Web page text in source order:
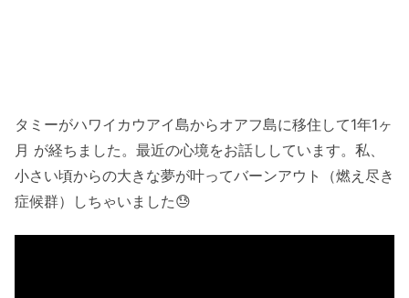
タミーがハワイカウアイ島からオアフ島に移住して1年1ヶ
月 が経ちました。最近の心境をお話ししています。私、
小さい頃からの大きな夢が叶ってバーンアウト（燃え尽き
症候群）しちゃいました😓